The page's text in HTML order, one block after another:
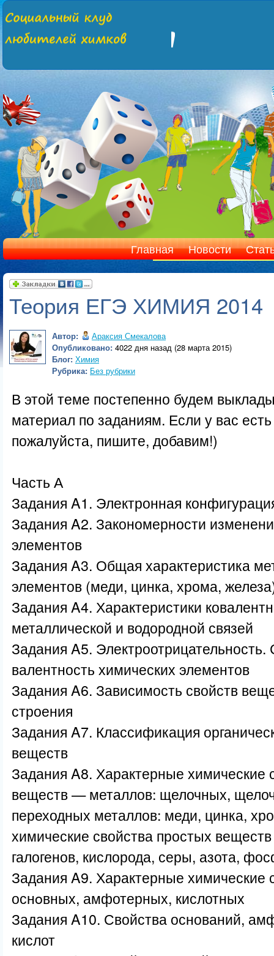
Главная Новости
Теория ЕГЭ ХИМИЯ 2014
Автор:
Араксия Смекалова
Опубликовано: 4022 дня назад (28 марта 2015)
Блог: Химия
Рубрика: Без рубрики
В этой теме постепенно будем
материал по заданиям. Если у вас
пожалуйста, пишите, добавим!)
Часть А
Задания A1. Электронная
Задания A2. Закономерности
элементов
Задания A3. Общая характеристика
элементов (меди, цинка, хрома,
Задания A4. Характеристики
металлической и водородной связей
Задания A5.
валентность химических элементов
Задания A6. Зависимость свойств
строения
Задания A7. Классификация
веществ
Задания A8. Характерные химические
веществ — металлов: щелочных,
переходных металлов: меди, цинка,
химические свойства простых
галогенов, кислорода, серы, азота,
Задания A9. Характерные химические
оснoвных, амфотерных, кислотных
Задания A10. Свойства оснований,
кислот